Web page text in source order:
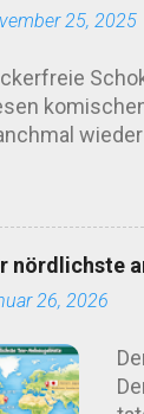
25, 2025
nördlichste
26, 2026